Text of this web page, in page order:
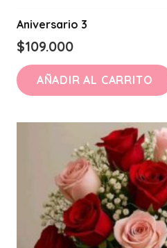
Aniversario 3
$109.000
AÑADIR AL CARRITO